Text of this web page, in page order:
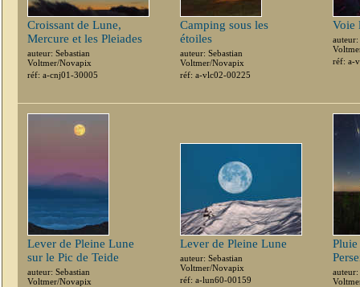
Croissant de Lune,
Mercure et les Pleiades
auteur: Sebastian
Voltmer/Novapix
réf: a-cnj01-30005
Camping sous les
étoiles
auteur: Sebastian
Voltmer/Novapix
réf: a-vlc02-00225
Voie
auteur:
réf: a-
Lever de Pleine Lune
sur le Pic de Teide
auteur: Sebastian
Voltmer/Novapix
Lever de Pleine Lune
auteur: Sebastian
Voltmer/Novapix
réf: a-lun60-00159
auteur: